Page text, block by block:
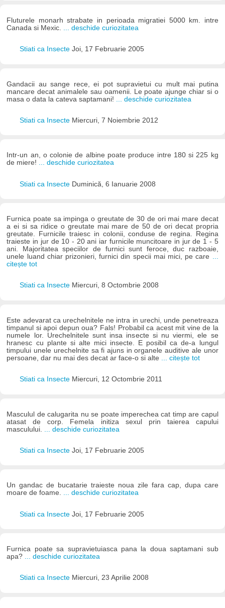
Fluturele monarh strabate in perioada migratiei 5000 km. intre
Canada si Mexic.
... deschide curiozitatea
Stiati ca Insecte Joi, 17 Februarie 2005
Gandacii au sange rece, ei pot supravietui cu mult mai putina
mancare decat animalele sau oamenii. Le poate ajunge chiar si o
masa o data la cateva saptamani!
... deschide curiozitatea
Stiati ca Insecte Miercuri, 7 Noiembrie 2012
Intr-un an, o colonie de albine poate produce intre 180 si 225 kg
de miere! ... deschide curiozitatea
Stiati ca Insecte Duminică, 6 Ianuarie 2008
Furnica poate sa impinga o greutate de 30 de ori mai mare decat
a ei si sa ridice o greutate mai mare de 50 de ori decat propria
greutate. Furnicile traiesc in colonii, conduse de regina. Regina
traieste in jur de 10 - 20 ani iar furnicile muncitoare in jur de 1 - 5
ani. Majoritatea speciilor de furnici sunt feroce, duc razboaie,
unele luand chiar prizonieri, furnici din specii mai mici, pe care ...
citește tot
Stiati ca Insecte Miercuri, 8 Octombrie 2008
Este adevarat ca urechelnitele ne intra in urechi, unde penetreaza
timpanul si apoi depun oua? Fals! Probabil ca acest mit vine de la
numele lor. Urechelnitele sunt insa insecte si nu viermi, ele se
hranesc cu plante si alte mici insecte. E posibil ca de-a lungul
timpului unele urechelnite sa fi ajuns in organele auditive ale unor
persoane, dar nu mai des decat ar face-o si alte
... citește tot
Stiati ca Insecte Miercuri, 12 Octombrie 2011
Masculul de calugarita nu se poate imperechea cat timp are capul
atasat de corp. Femela initiza sexul prin taierea capului
masculului.
... deschide curiozitatea
Stiati ca Insecte Joi, 17 Februarie 2005
Un gandac de bucatarie traieste noua zile fara cap, dupa care
moare de foame. ... deschide curiozitatea
Stiati ca Insecte Joi, 17 Februarie 2005
Furnica poate sa supravietuiasca pana la doua saptamani sub
apa? ... deschide curiozitatea
Stiati ca Insecte Miercuri, 23 Aprilie 2008